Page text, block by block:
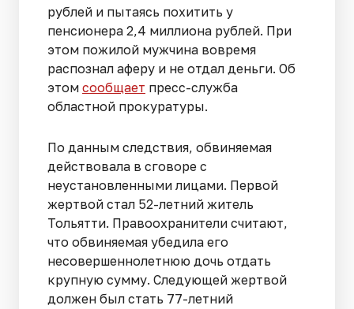
рублей и пытаясь похитить у
пенсионера 2,4 миллиона рублей. При
этом пожилой мужчина вовремя
распознал аферу и не отдал деньги. Об
этом сообщает пресс-служба
областной прокуратуры.
По данным следствия, обвиняемая
действовала в сговоре с
неустановленными лицами. Первой
жертвой стал 52-летний житель
Тольятти. Правоохранители считают,
что обвиняемая убедила его
несовершеннолетнюю дочь отдать
крупную сумму. Следующей жертвой
должен был стать 77-летний